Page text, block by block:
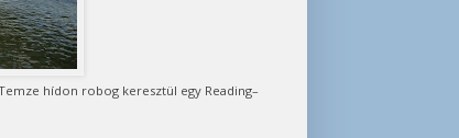
hídon robog keresztül egy Reading–